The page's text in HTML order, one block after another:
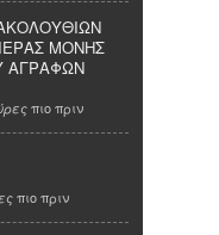
ΜΟΝΗΣ
ΑΓΡΑΦΩΝ
πιο πριν
πιο πριν